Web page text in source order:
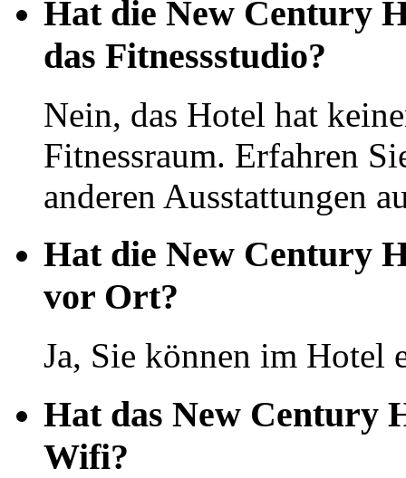
Hat die New Century
das Fitnessstudio?
Nein, das Hotel hat
Fitnessraum. Erfahren
anderen Ausstattungen
Hat die New Century
vor Ort?
Ja, Sie können im Hotel
Hat das New Century
Wifi?